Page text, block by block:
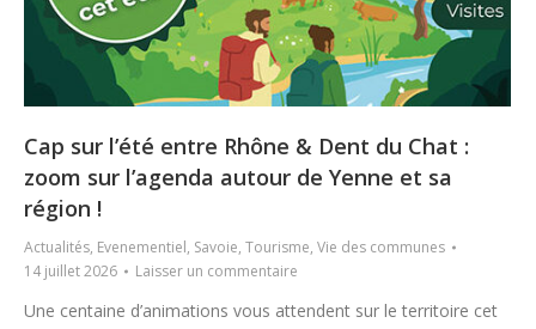
Cap sur l’été entre Rhône & Dent du Chat :
zoom sur l’agenda autour de Yenne et sa
région !
Actualités, Evenementiel, Savoie, Tourisme, Vie des communes
14 juillet 2026
Laisser un commentaire
Une centaine d’animations vous attendent sur le territoire cet